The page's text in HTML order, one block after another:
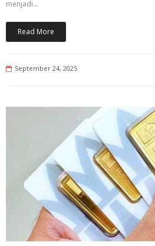
menjadi…
Read More
September 24, 2025